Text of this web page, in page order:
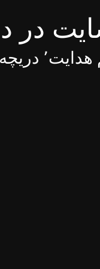
در
برای شناخت حق از باطل